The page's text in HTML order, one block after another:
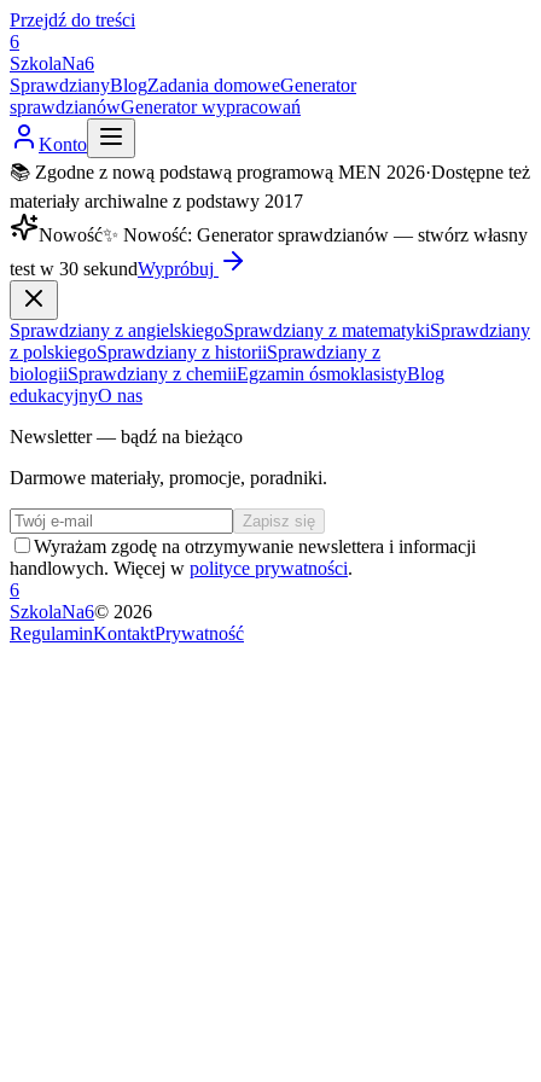
Przejdź do treści
6
SzkolaNa6
SprawdzianyBlogZadania domoweGenerator
sprawdzianówGenerator wypracowań
Konto
📚 Zgodne z nową podstawą programową MEN 2026·Dostępne też
materiały archiwalne z podstawy 2017
Nowość✨ Nowość: Generator sprawdzianów — stwórz własny
test w 30 sekundWypróbuj
Sprawdziany z angielskiegoSprawdziany z matematykiSprawdziany
z polskiegoSprawdziany z historiiSprawdziany z
biologiiSprawdziany z chemiiEgzamin ósmoklasistyBlog
edukacyjnyO nas
Newsletter — bądź na bieżąco
Darmowe materiały, promocje, poradniki.
Zapisz się
Wyrażam zgodę na otrzymywanie newslettera i informacji
handlowych. Więcej w polityce prywatności.
6
SzkolaNa6© 2026
RegulaminKontaktPrywatność